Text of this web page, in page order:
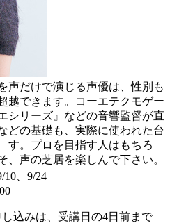
だけで演じる声優は、性別も
越できます。コーエテクモゲー
シリーズ』などの音響監督が直
どの基礎も、実際に使われた台
。プロを目指す人はもちろ
、声の芝居を楽しんで下さい。
10、9/24
込みは、受講日の4日前まで